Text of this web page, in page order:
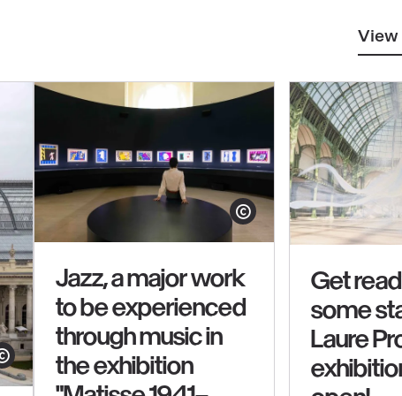
View
Show copyright
Show copyright
Jazz, a major work
to be experienced
through music in
the exhibition
Get
some
Laure